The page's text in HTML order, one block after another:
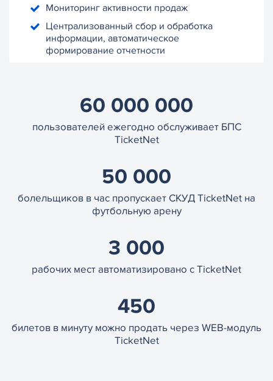
Мониторинг активности продаж
Централизованный сбор и обработка
информации, автоматическое
формирование отчетности
60 000 000
пользователей ежегодно обслуживает БПС
TicketNet
50 000
болельщиков в час пропускает СКУД TicketNet на
футбольную арену
3 000
рабочих мест автоматизировано с TicketNet
450
билетов в минуту можно продать через WEB-модуль
TicketNet